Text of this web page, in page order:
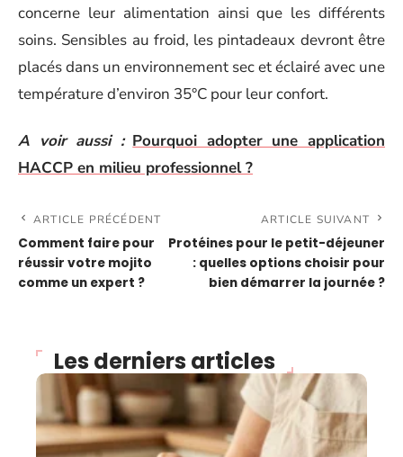
concerne leur alimentation ainsi que les différents
soins. Sensibles au froid, les pintadeaux devront être
placés dans un environnement sec et éclairé avec une
température d’environ 35°C pour leur confort.
A voir aussi : Pourquoi adopter une application
HACCP en milieu professionnel ?
ARTICLE PRÉCÉDENT
Comment faire pour
réussir votre mojito
comme un expert ?
ARTICLE SUIVANT
Protéines pour le petit-déjeuner
: quelles options choisir pour
bien démarrer la journée ?
Les derniers articles